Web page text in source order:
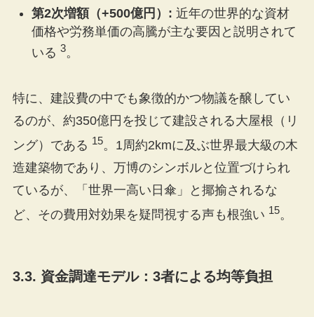
第2次増額（+500億円）: 近年の世界的な資材
価格や労務単価の高騰が主な要因と説明されて
いる 3。
特に、建設費の中でも象徴的かつ物議を醸してい
るのが、約350億円を投じて建設される大屋根（リ
ング）である 15。1周約2kmに及ぶ世界最大級の木
造建築物であり、万博のシンボルと位置づけられ
ているが、「世界一高い日傘」と揶揄されるな
ど、その費用対効果を疑問視する声も根強い 15。
3.3. 資金調達モデル：3者による均等負担